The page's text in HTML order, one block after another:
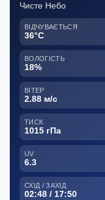
Чисте Небо
ВІДЧУВАЄТЬСЯ
36°C
ВОЛОГІСТЬ
18%
ВІТЕР
2.88 м/с
ТИСК
1015 гПа
UV
6.3
СХІД / ЗАХІД
02:48 / 17:50